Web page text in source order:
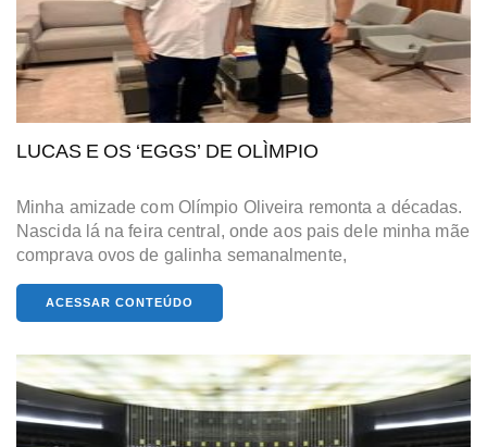
LUCAS E OS ‘EGGS’ DE OLÌMPIO
Minha amizade com Olímpio Oliveira remonta a décadas.
Nascida lá na feira central, onde aos pais dele minha mãe
comprava ovos de galinha semanalmente,
ACESSAR CONTEÚDO